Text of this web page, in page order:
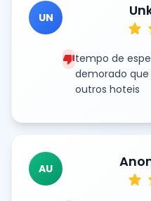
UN
star
thumb_downtempo de
demorado
outros hoteis
AU
star